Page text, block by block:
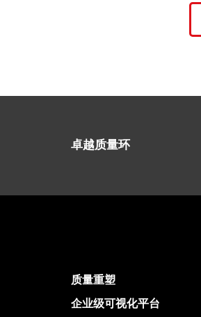
卓越质量环
质量重塑
企业级可视化平台